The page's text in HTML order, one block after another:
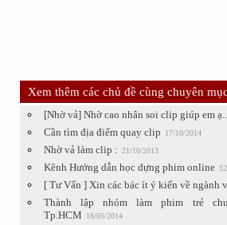
Xem thêm các chủ đề cùng chuyên mục
[Nhờ vả] Nhờ cao nhân soi clip giúp em
Cần tìm địa điểm quay clip 17/10/2014
Nhờ vả làm clip : 21/10/2013
Kênh Hướng dẫn học dựng phim online
[ Tư Vấn ] Xin các bác ít ý kiến về ngành
Thành lập nhóm làm phim trẻ
Tp.HCM
18/05/2014